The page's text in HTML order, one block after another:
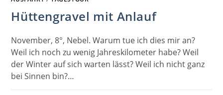
Hüttengravel mit Anlauf
November, 8°, Nebel. Warum tue ich dies mir an?
Weil ich noch zu wenig Jahreskilometer habe? Weil
der Winter auf sich warten lässt? Weil ich nicht ganz
bei Sinnen bin?…